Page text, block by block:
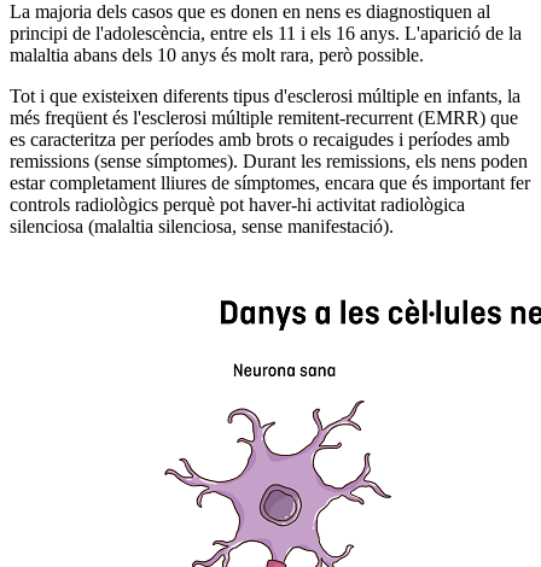
La majoria dels casos que es donen en nens es diagnostiquen al
principi de l'adolescència, entre els 11 i els 16 anys. L'aparició de la
malaltia abans dels 10 anys és molt rara, però possible.
Tot i que existeixen diferents tipus d'esclerosi múltiple en infants, la
més freqüent és l'esclerosi múltiple remitent-recurrent (EMRR) que
es caracteritza per períodes amb brots o recaigudes i períodes amb
remissions (sense símptomes). Durant les remissions, els nens poden
estar completament lliures de símptomes, encara que és important fer
controls radiològics perquè pot haver-hi activitat radiològica
silenciosa (malaltia silenciosa, sense manifestació).